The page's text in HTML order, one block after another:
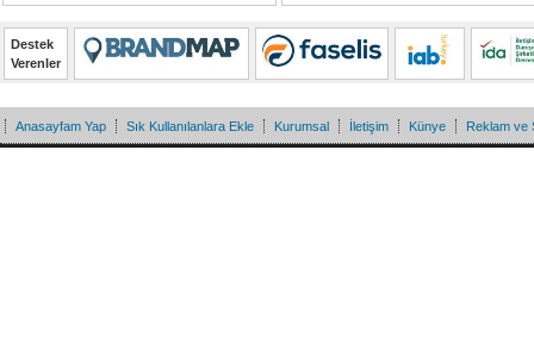
Destek
Verenler
Anasayfam Yap Sık Kullanılanlara Ekle Kurumsal İletişim Künye Reklam ve